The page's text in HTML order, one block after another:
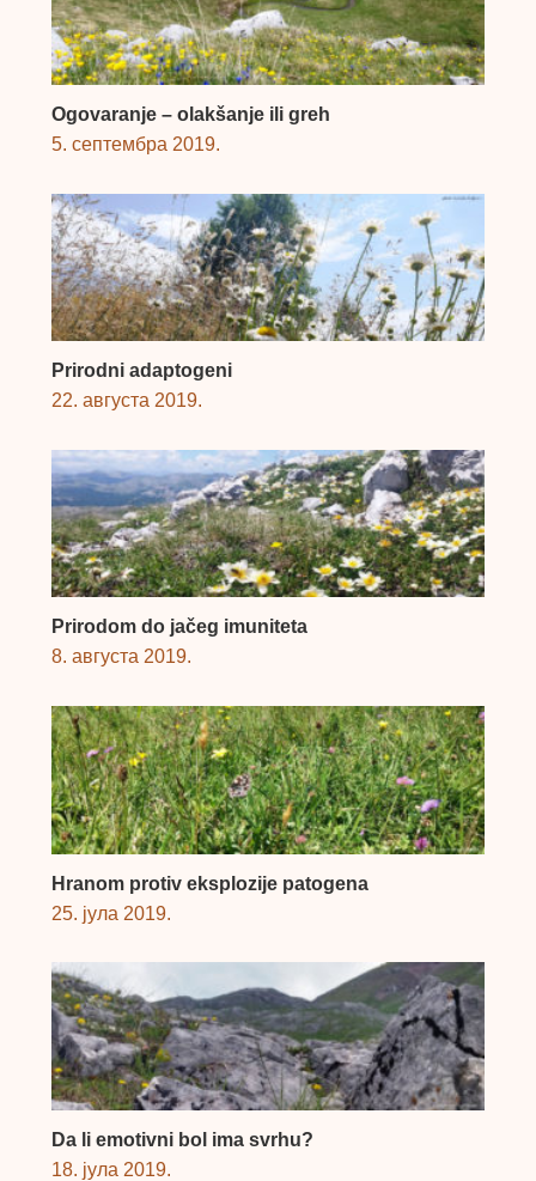
Ogovaranje – olakšanje ili greh
5. септембра 2019.
Prirodni adaptogeni
22. августа 2019.
Prirodom do jačeg imuniteta
8. августа 2019.
Hranom protiv eksplozije patogena
25. јула 2019.
Da li emotivni bol ima svrhu?
18. јула 2019.